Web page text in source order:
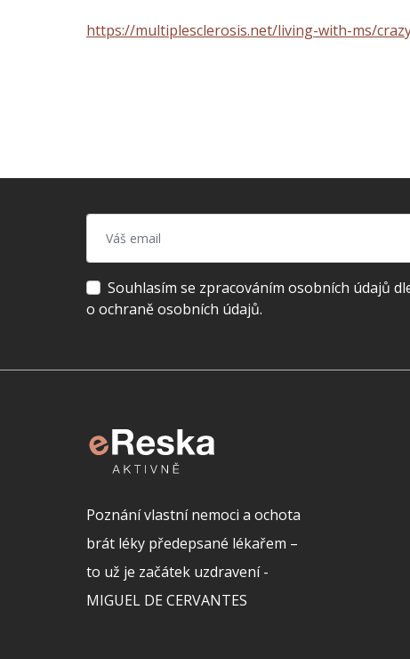
https://multiplesclerosis.net/living-with-ms/
Souhlasím se zpracováním osobních údajů
o ochraně osobních údajů.
Poznání vlastní nemoci a ochota
brát léky předepsané lékařem –
to už je začátek uzdravení -
MIGUEL DE CERVANTES